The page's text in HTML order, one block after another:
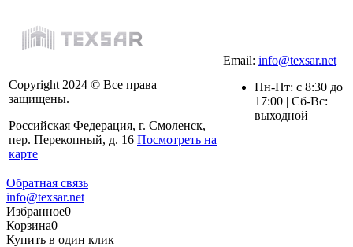
Copyright 2024 © Все права
защищены.
Российская Федерация, г. Смоленск,
пер. Перекопный, д. 16 Посмотреть на
карте
Email: info@texsar.net
Пн-Пт: с 8:30 до
17:00 | Сб-Вс:
выходной
Обратная связь
info@texsar.net
Избранное0
Корзина0
Купить в один клик